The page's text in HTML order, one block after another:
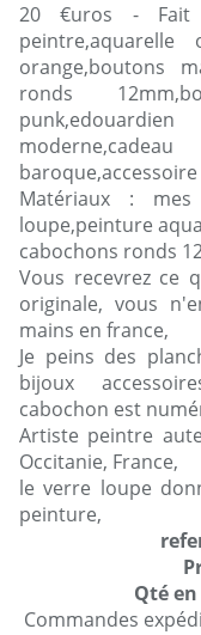
20 €uros - Fait
orange,boutons
ronds
Matériaux : mes
loupe,peinture
cabochons ronds
Vous recevrez ce
originale, vous
mains en france,
Je peins des
bijoux
cabochon est
Artiste peintre
Occitanie, France,
le verre loupe
peinture,
Qté
Commandes